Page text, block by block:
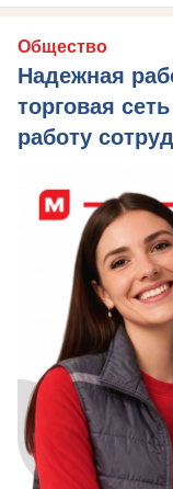
Общество
Надежная
торговая
работу